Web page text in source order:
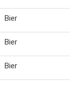
Bier
Bier
Bier